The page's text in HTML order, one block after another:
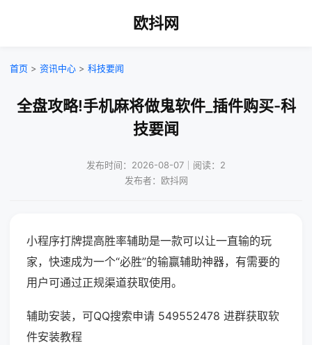
欧抖网
首页 > 资讯中心 > 科技要闻
全盘攻略!手机麻将做鬼软件_插件购买-科
技要闻
发布时间：2026-08-07｜阅读：2
发布者：欧抖网
小程序打牌提高胜率辅助是一款可以让一直输的玩
家，快速成为一个“必胜”的输赢辅助神器，有需要的
用户可通过正规渠道获取使用。
辅助安装，可QQ搜索申请 549552478 进群获取软
件安装教程